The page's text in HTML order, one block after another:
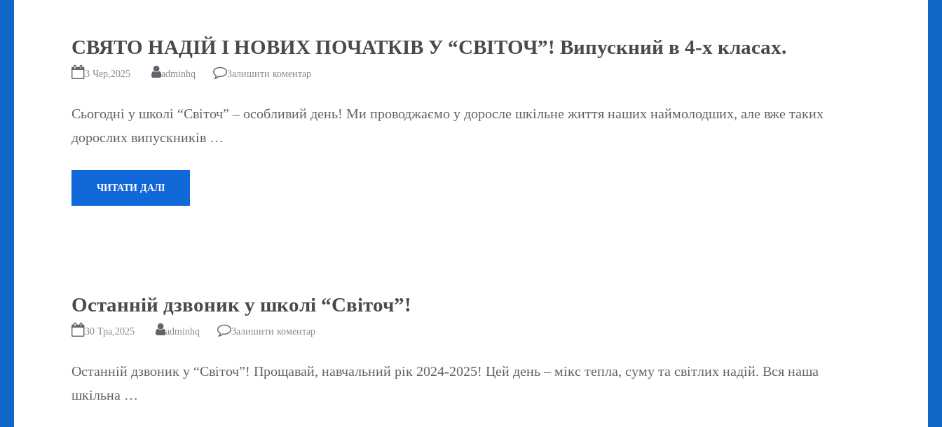
СВЯТО НАДІЙ І НОВИХ ПОЧАТКІВ У “СВІТОЧ”! Випускний в 4-х класах.
3 Чер,2025 adminhq Залишити коментар
Сьогодні у школі “Світоч” – особливий день! Ми проводжаємо у доросле шкільне життя наших наймолодших, але вже таких
дорослих випускників …
ЧИТАТИ ДАЛІ
Останній дзвоник у школі “Світоч”!
30 Тра,2025 adminhq Залишити коментар
Останній дзвоник у “Світоч”! Прощавай, навчальний рік 2024-2025! Цей день – мікс тепла, суму та світлих надій. Вся наша
шкільна …